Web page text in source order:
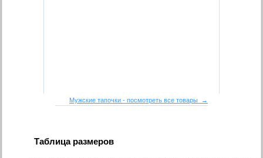
Мужские тапочки - посмотреть все товары →
Таблица размеров